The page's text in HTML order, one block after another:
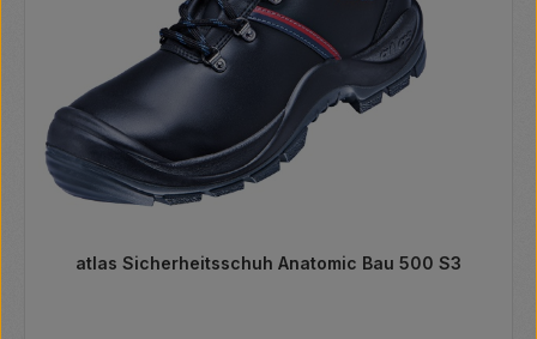
atlas Sicherheitsschuh Anatomic Bau 500 S3